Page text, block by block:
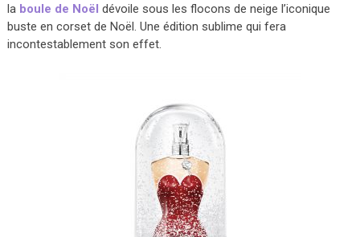
la boule de Noël dévoile sous les flocons de neige l’iconique
buste en corset de Noël. Une édition sublime qui fera
incontestablement son effet.